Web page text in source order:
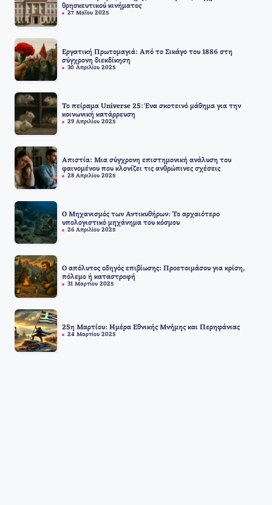
θρησκευτικού κινήματος
27 Μαΐου 2025
Εργατική Πρωτομαγιά: Από το Σικάγο του 1886 στη
σύγχρονη διεκδίκηση
30 Απριλίου 2025
Το πείραμα Universe 25: Ένα σκοτεινό μάθημα για την
κοινωνική κατάρρευση
29 Απριλίου 2025
Απιστία: Μια σύγχρονη επιστημονική ανάλυση του
φαινομένου που κλονίζει τις ανθρώπινες σχέσεις
28 Απριλίου 2025
Ο Μηχανισμός των Αντικυθήρων: Το αρχαιότερο
υπολογιστικό μηχάνημα του κόσμου
26 Απριλίου 2025
Ο απόλυτος οδηγός επιβίωσης: Προετοιμάσου για κρίση,
πόλεμο ή καταστροφή
31 Μαρτίου 2025
25η Μαρτίου: Ημέρα Εθνικής Μνήμης και Περηφάνιας
24 Μαρτίου 2025